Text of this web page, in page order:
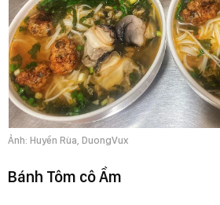
Ảnh: Huyền Rùa, DuongVux
Bánh Tôm cô Ầm